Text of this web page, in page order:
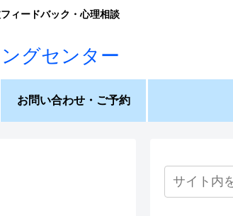
ィードバック・心理相談
お問い合わせ・ご予約